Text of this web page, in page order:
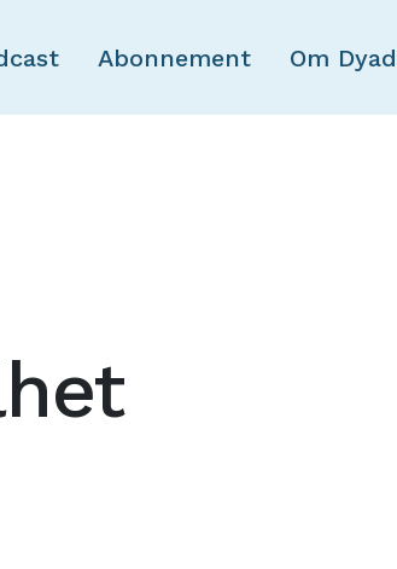
Skip to main content
Abonnement Om